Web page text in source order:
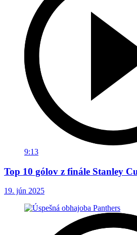
9:13
Top 10 gólov z finále Stanley
19. jún 2025